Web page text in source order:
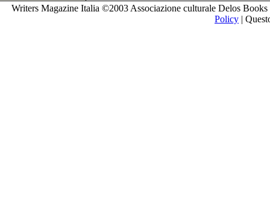
Writers Magazine Italia ©2003 Associazione culturale Delos
Policy |